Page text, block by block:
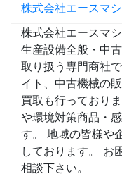
株式会社エースマ
株式会社エースマ
生産設備全般・中
取り扱う専門商社
イト、中古機械の
買取も行っており
や環境対策商品・
す。 地域の皆様や
しております。 お
相談下さい。